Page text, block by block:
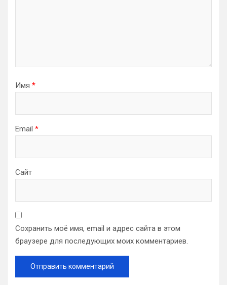
Имя *
Email *
Сайт
Сохранить моё имя, email и адрес сайта в этом
браузере для последующих моих комментариев.